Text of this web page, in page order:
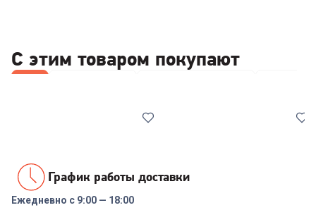
С этим товаром покупают
График работы доставки
Ежедневно с 9:00 — 18:00